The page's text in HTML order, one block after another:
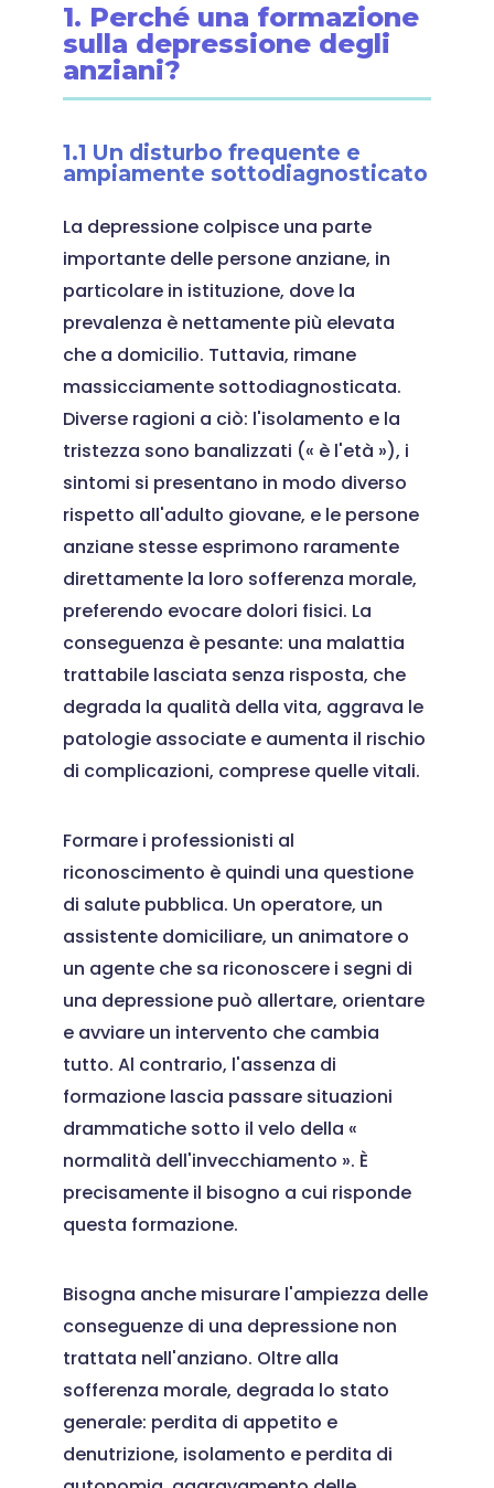
1. Perché una formazione
sulla depressione degli
anziani?
1.1 Un disturbo frequente e
ampiamente sottodiagnosticato
La depressione colpisce una parte
importante delle persone anziane, in
particolare in istituzione, dove la
prevalenza è nettamente più elevata
che a domicilio. Tuttavia, rimane
massicciamente sottodiagnosticata.
Diverse ragioni a ciò: l'isolamento e la
tristezza sono banalizzati (« è l'età »), i
sintomi si presentano in modo diverso
rispetto all'adulto giovane, e le persone
anziane stesse esprimono raramente
direttamente la loro sofferenza morale,
preferendo evocare dolori fisici. La
conseguenza è pesante: una malattia
trattabile lasciata senza risposta, che
degrada la qualità della vita, aggrava le
patologie associate e aumenta il rischio
di complicazioni, comprese quelle vitali.
Formare i professionisti al
riconoscimento è quindi una questione
di salute pubblica. Un operatore, un
assistente domiciliare, un animatore o
un agente che sa riconoscere i segni di
una depressione può allertare, orientare
e avviare un intervento che cambia
tutto. Al contrario, l'assenza di
formazione lascia passare situazioni
drammatiche sotto il velo della «
normalità dell'invecchiamento ». È
precisamente il bisogno a cui risponde
questa formazione.
Bisogna anche misurare l'ampiezza delle
conseguenze di una depressione non
trattata nell'anziano. Oltre alla
sofferenza morale, degrada lo stato
generale: perdita di appetito e
denutrizione, isolamento e perdita di